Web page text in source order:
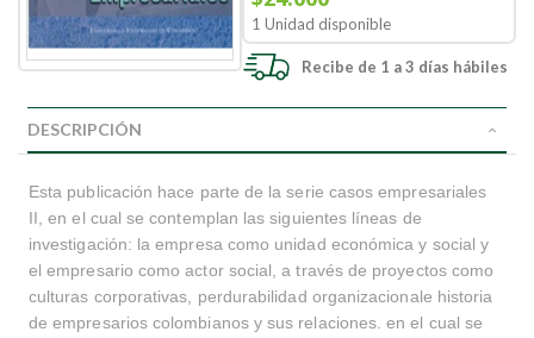
1 Unidad disponible
Recibe de 1 a 3 días hábiles
DESCRIPCIÓN
Esta publicación hace parte de la serie casos empresariales
II, en el cual se contemplan las siguientes líneas de
investigación: la empresa como unidad económica y social y
el empresario como actor social, a través de proyectos como
culturas corporativas, perdurabilidad organizacionale historia
de empresarios colombianos y sus relaciones. en el cual se